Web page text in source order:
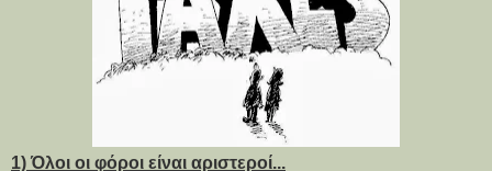
1) Όλοι οι φόροι είναι αριστεροί...